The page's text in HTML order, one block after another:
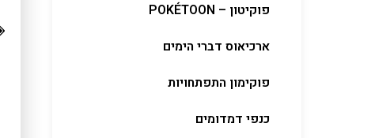
פוקיטון – POKÉTOON
ארכיאוס דברי הימים
פוקימון התפתחויות
כנפי דמדומים